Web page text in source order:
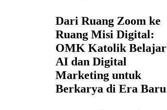
Dari Ruang Zoom ke
Ruang Misi Digital:
OMK Katolik Belajar
AI dan Digital
Marketing untuk
Berkarya di Era Baru